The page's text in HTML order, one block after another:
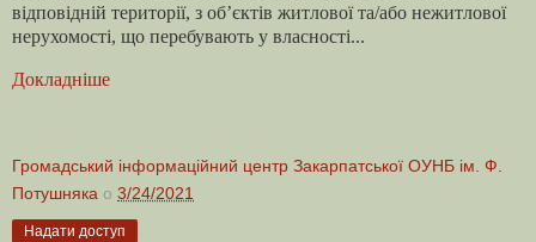
відповідній території, з об’єктів житлової та/або нежитлової
нерухомості, що перебувають у власності...
Докладніше
Громадський інформаційний центр Закарпатської ОУНБ ім. Ф.
Потушняка о 3/24/2021
Надати доступ